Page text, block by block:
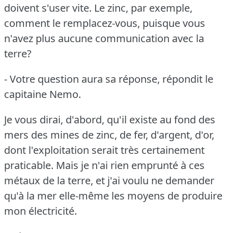
doivent s'user vite. Le zinc, par exemple,
comment le remplacez-vous, puisque vous
n'avez plus aucune communication avec la
terre?
- Votre question aura sa réponse, répondit le
capitaine Nemo.
Je vous dirai, d'abord, qu'il existe au fond des
mers des mines de zinc, de fer, d'argent, d'or,
dont l'exploitation serait très certainement
praticable. Mais je n'ai rien emprunté à ces
métaux de la terre, et j'ai voulu ne demander
qu'à la mer elle-même les moyens de produire
mon électricité.